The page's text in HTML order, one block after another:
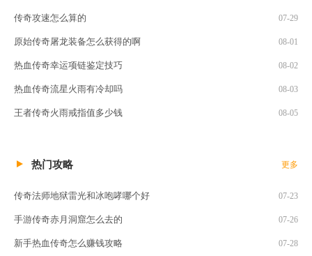
传奇攻速怎么算的 07-29
原始传奇屠龙装备怎么获得的啊 08-01
热血传奇幸运项链鉴定技巧 08-02
热血传奇流星火雨有冷却吗 08-03
王者传奇火雨戒指值多少钱 08-05
热门攻略 更多
传奇法师地狱雷光和冰咆哮哪个好 07-23
手游传奇赤月洞窟怎么去的 07-26
新手热血传奇怎么赚钱攻略 07-28